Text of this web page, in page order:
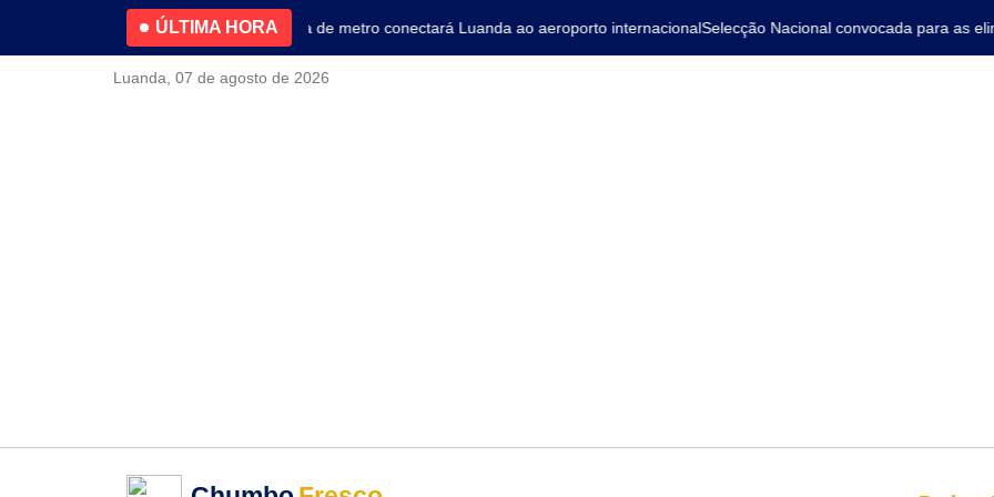
ÚLTIMA HORA
4.2% no primeiro trimestreNova linha de metro conectará Luanda ao aeroporto internacionalSelecção Nacional convocada para as
Luanda, 07 de agosto de 2026